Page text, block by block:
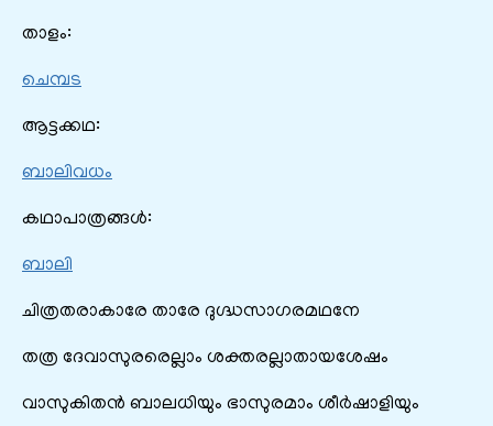
താളം:
ചെമ്പട
ആട്ടക്കഥ:
ബാലിവധം
കഥാപാത്രങ്ങൾ:
ബാലി
ചിത്രതരാകാരേ താരേ ദുഗ്ദ്ധസാഗരമഥനേ
തത്ര ദേവാസുരരെല്ലാം ശക്തരല്ലാതായശേഷം
വാസുകിതൻ ബാലധിയും ഭാസുരമാം ശീർഷാളിയും